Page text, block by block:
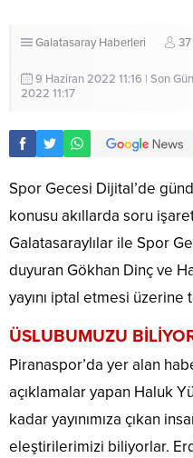
Galatasaray Haberleri
9 Haziran 2022 11:16 | Son
2022 11:17
Spor Gecesi Dijital’de
konusu akıllarda soru
Galatasaraylılar ile Spor
duyuran Gökhan Dinç ve
yayını iptal etmesi
ÜSLUBUMUZU
Piranaspor’da yer alan
açıklamalar yapan Haluk
kadar yayınımıza çıkan
eleştirilerimizi biliyorlar.